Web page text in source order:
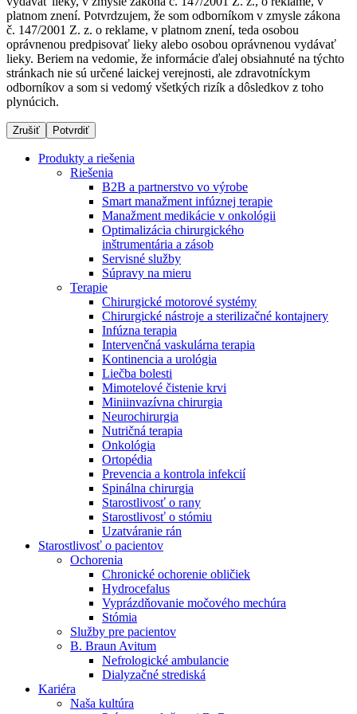
Produktový katalóg​
Objavte naše produkty. ​Navštívte produktový katalóg B.
Braun​ s našim kompletným produktovým portfóliom.​
Dialyzačné strediská
B. Braun Avitum poskytuje kvalitnú dialyzačnú starostlivosť
vo všetkých svojich strediskách na Slovensku. Viac
Nefrologické ambulancie
V nefrologických ambulanciách prevádzkujeme poradenstvo
a prípravu pacientov k jednotlivým metódam náhrady funkcie
obličiek. Zvoľte si mesto, ktoré potrebujete a navštívte nás.
Zostaňte v dialógu s B. Braun. Kontaktujte nás.
platnom znení. Potvrdzujem, že som odborníkom v zmysle zákona
č. 147/2001 Z. z. o reklame, v platnom znení, teda osobou
oprávnenou predpisovať lieky alebo osobou oprávnenou vydávať
lieky. Beriem na vedomie, že informácie ďalej obsiahnuté na týchto
stránkach nie sú určené laickej verejnosti, ale zdravotníckym
odborníkov a som si vedomý všetkých rizík a dôsledkov z toho
plynúcich.
Zrušiť Potvrdiť
Produkty a riešenia
Riešenia
B2B a partnerstvo vo výrobe
Smart manažment infúznej terapie
Manažment medikácie v onkológii
Optimalizácia chirurgického
inštrumentária a zásob
Servisné služby
Súpravy na mieru
Terapie
Chirurgické motorové systémy
Chirurgické nástroje a sterilizačné kontajnery
Infúzna terapia
Intervenčná vaskulárna terapia
Kontinencia a urológia
Liečba bolesti
Mimotelové čistenie krvi
Miniinvazívna chirurgia
Neurochirurgia
Nutričná terapia
Onkológia
Ortopédia
Prevencia a kontrola infekcií
Spinálna chirurgia
Starostlivosť o rany
Starostlivosť o stómiu
Uzatváranie rán
Starostlivosť o pacientov
Ochorenia
Chronické ochorenie obličiek
Hydrocefalus
Vyprázdňovanie močového mechúra
Stómia
Služby pre pacientov
B. Braun Avitum
Nefrologické ambulancie
Dialyzačné strediská
Kariéra
Naša kultúra